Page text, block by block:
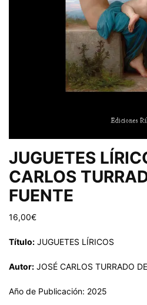
JUGUETES
CARLOS
FUENTE
16,00€
Título: JUGUETES LÍRICOS
Autor: JOSÉ CARLOS TURRADO
Año de Publicación: 2025